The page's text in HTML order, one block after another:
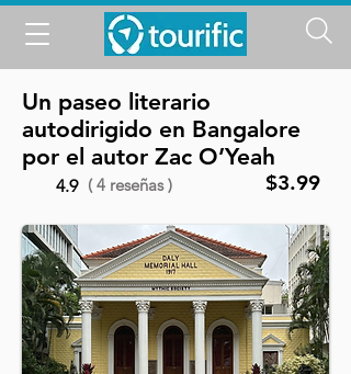
Un paseo literario
autodirigido en Bangalore
por el autor Zac O’Yeah
4.9 ( 4 reseñas ) $3.99